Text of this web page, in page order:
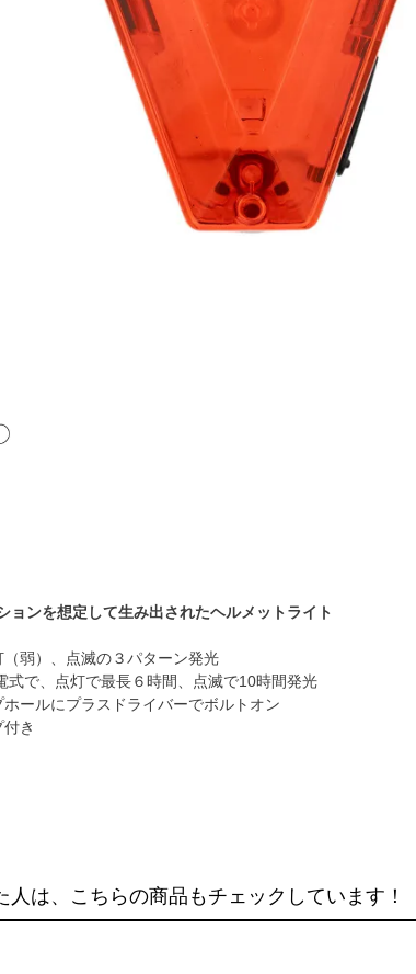
ョンを想定して生み出されたヘルメットライト
弱）、点滅の３パターン発光
式で、点灯で最長６時間、点滅で10時間発光
ールにプラスドライバーでボルトオン
き
人は、こちらの商品もチェックしています！